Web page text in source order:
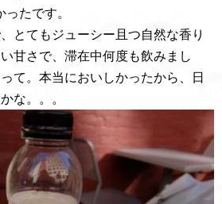
たです。
とてもジューシー且つ自然な香り
甘さで、滞在中何度も飲みまし
て。本当においしかったから、日
な。。。